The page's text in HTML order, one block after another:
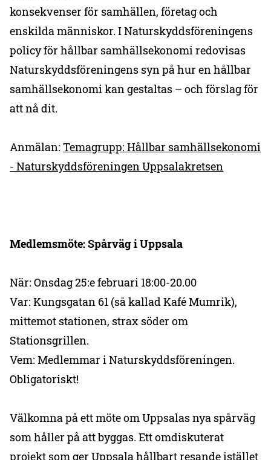
konsekvenser för samhällen, företag och
enskilda människor. I Naturskyddsföreningens
policy för hållbar samhällsekonomi redovisas
Naturskyddsföreningens syn på hur en hållbar
samhällsekonomi kan gestaltas – och förslag för
att nå dit.
Anmälan: Temagrupp: Hållbar samhällsekonomi
- Naturskyddsföreningen Uppsalakretsen
Medlemsmöte: Spårväg i Uppsala
När: Onsdag 25:e februari 18:00-20.00
Var: Kungsgatan 61 (så kallad Kafé Mumrik),
mittemot stationen, strax söder om
Stationsgrillen.
Vem: Medlemmar i Naturskyddsföreningen.
Obligatoriskt!
Välkomna på ett möte om Uppsalas nya spårväg
som håller på att byggas. Ett omdiskuterat
projekt som ger Uppsala hållbart resande istället